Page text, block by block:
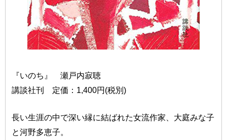
『いのち』 瀬戸内寂聴
講談社刊 定価：1,400円(税別)
長い生涯の中で深い縁に結ばれた女流作家、大庭みな子
と河野多恵子。